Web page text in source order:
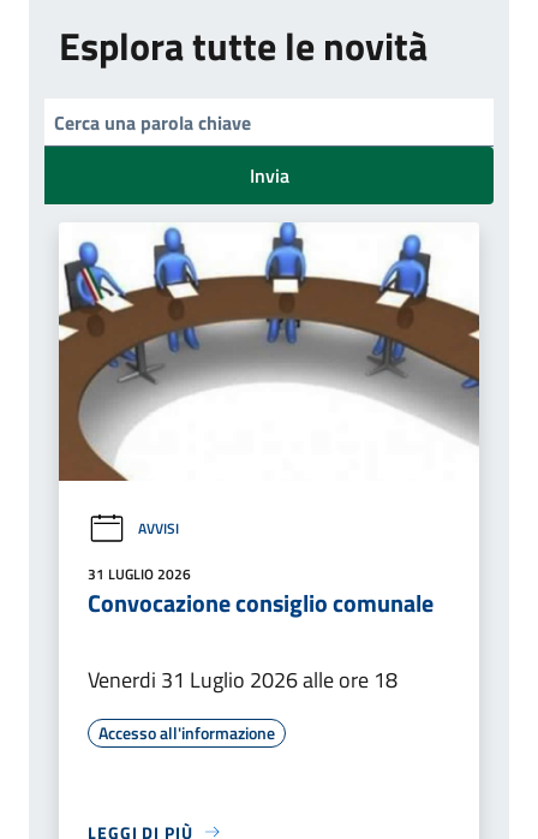
Esplora tutte le novità
Invia
AVVISI
31 LUGLIO 2026
Convocazione consiglio comunale
Venerdi 31 Luglio 2026 alle ore 18
Accesso all'informazione
LEGGI DI PIÙ